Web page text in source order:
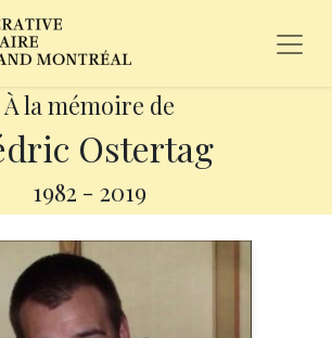
À la mémoire de
Ostertag
1982 - 2019